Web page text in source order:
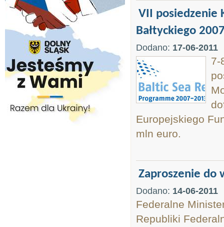
VII posiedzenie
Bałtyckiego
Dodano: 17-06-2011
7-
Europejskiego
mln euro.
Zaproszenie do
Dodano: 14-06-2011
Federalne
Republiki